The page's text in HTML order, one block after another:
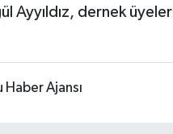
Ayyıldız, dernek
Ajansı